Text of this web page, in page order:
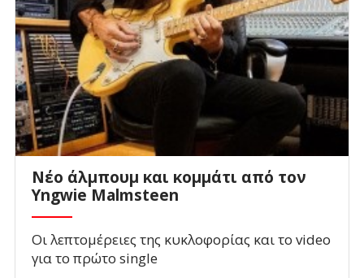
Νέο άλμπουμ και κομμάτι από τον
Yngwie Malmsteen
Οι λεπτομέρειες της κυκλοφορίας και το video
για το πρώτο single